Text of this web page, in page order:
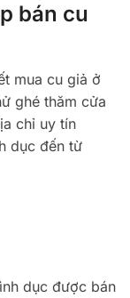
bán cu
mua cu giả ở
ghé thăm cửa
chỉ uy tín
dục đến từ
dục được bán